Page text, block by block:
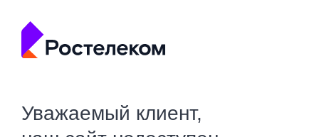
Уважаемый клиент,